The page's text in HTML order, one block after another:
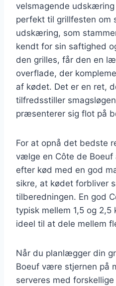
velsmagende
perfekt til grillfesten om
udskæring, som
kendt for sin saftighed
den grilles, får den en
overflade, der
af kødet. Det er en ret,
tilfredsstiller
præsenterer sig flot på
For at opnå det bedste
vælge en Côte de Boeuf
efter kød med en god
sikre, at kødet forbliver
tilberedningen. En god
typisk mellem 1,5 og 2,5
ideel til at dele mellem
Når du planlægger din
Boeuf være stjernen på
serveres med